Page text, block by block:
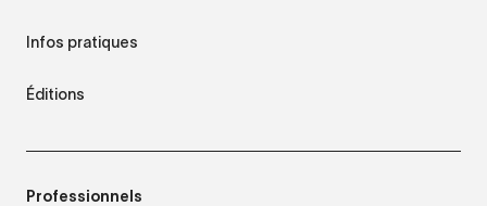
Infos pratiques
Éditions
Professionnels